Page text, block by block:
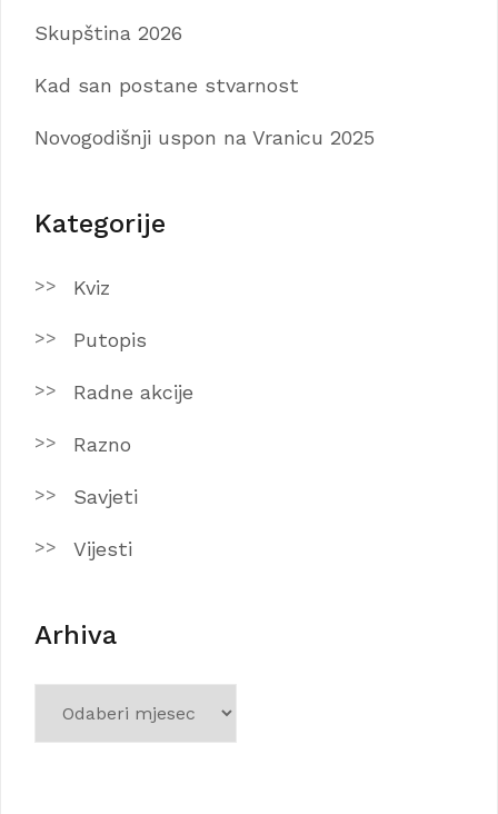
Skupština 2026
Kad san postane stvarnost
Novogodišnji uspon na Vranicu 2025
Kategorije
Kviz
Putopis
Radne akcije
Razno
Savjeti
Vijesti
Arhiva